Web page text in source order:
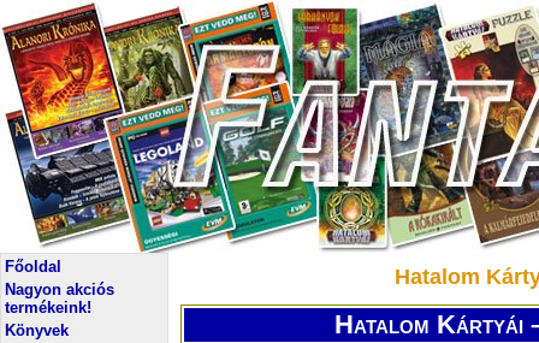
Főoldal
Nagyon akciós
termékeink!
Könyvek
Hatalom
Hatalom Kártyái